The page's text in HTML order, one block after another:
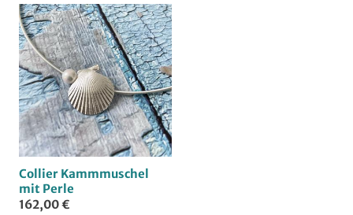
u
n
g
Collier Kammmuschel
mit Perle
162,00 €